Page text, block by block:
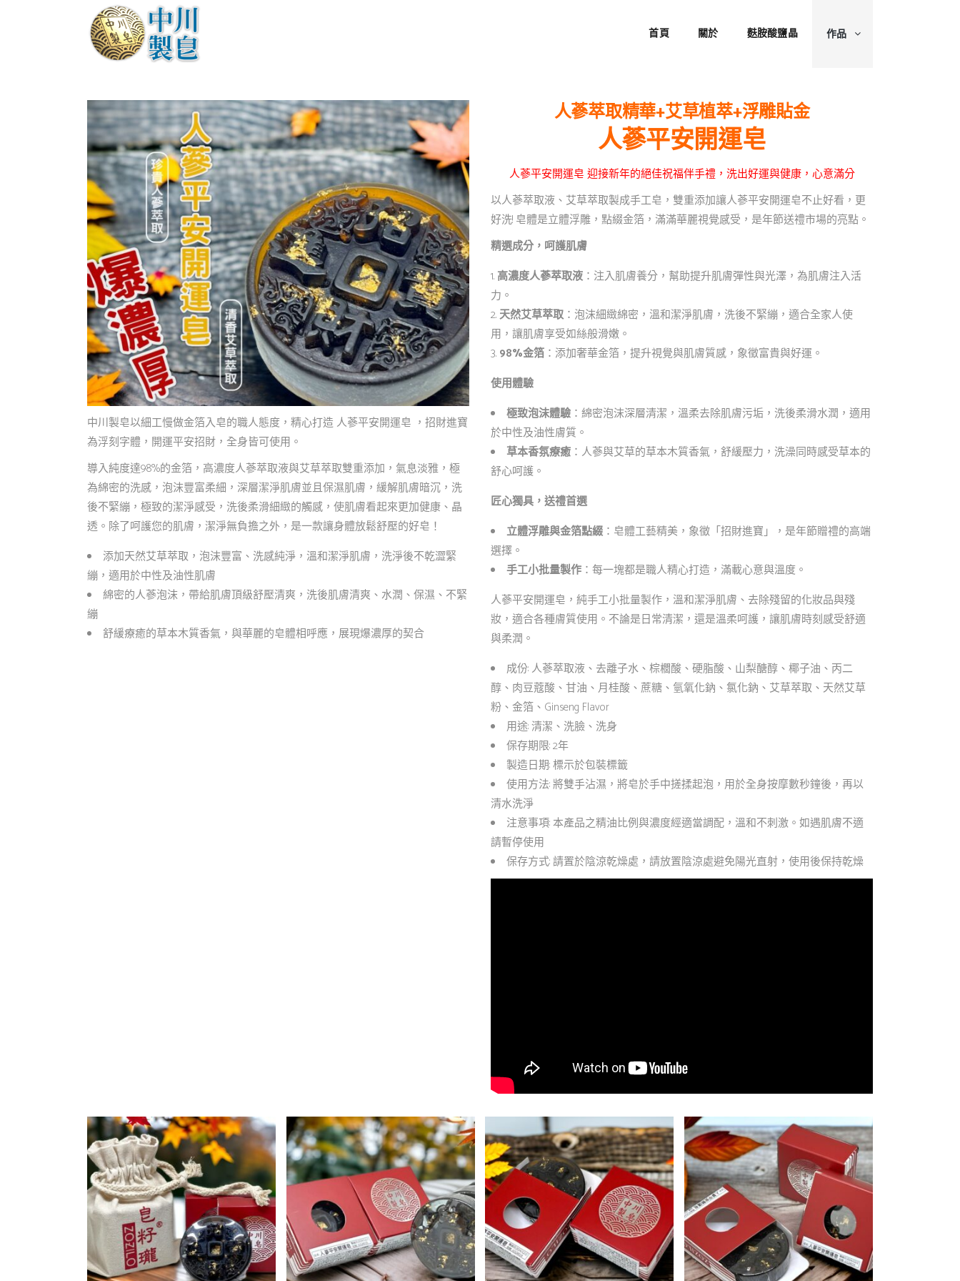
首頁 關於 麩胺酸鹽晶 作品
中川製皂以細工慢做金箔入皂的職人態度，精心打造 人蔘平安開運皂 ，招財進寶
為浮刻字體，開運平安招財，全身皆可使用。
導入純度達98%的金箔，高濃度人蔘萃取液與艾草萃取雙重添加，氣息淡雅，極
為綿密的洗感，泡沫豐富柔細，深層潔淨肌膚並且保濕肌膚，緩解肌膚暗沉，洗
後不緊繃，極致的潔淨感受，洗後柔滑細緻的觸感，使肌膚看起來更加健康、晶
透。除了呵護您的肌膚，潔淨無負擔之外，是一款讓身體放鬆舒壓的好皂！
添加天然艾草萃取，泡沫豐富、洗感純淨，溫和潔淨肌膚，洗淨後不乾澀緊
繃，適用於中性及油性肌膚
綿密的人蔘泡沫，帶給肌膚頂級舒壓清爽，洗後肌膚清爽、水潤、保濕、不緊
繃
舒緩療癒的草本木質香氣，與華麗的皂體相呼應，展現爆濃厚的契合
人蔘萃取精華+艾草植萃+浮雕貼金
人蔘平安開運皂
人蔘平安開運皂 迎接新年的絕佳祝福伴手禮，洗出好運與健康，心意滿分
以人蔘萃取液、艾草萃取製成手工皂，雙重添加讓人蔘平安開運皂不止好看，更
好洗! 皂體是立體浮雕，點綴金箔，滿滿華麗視覺感受，是年節送禮市場的亮點。
精選成分，呵護肌膚
高濃度人蔘萃取液 ：注入肌膚養分，幫助提升肌膚彈性與光澤，為肌膚注入活
力。
天然艾草萃取：泡沫細緻綿密，溫和潔淨肌膚，洗後不緊繃，適合全家人使
用，讓肌膚享受如絲般滑嫩。
98%金箔 ：添加奢華金箔，提升視覺與肌膚質感，象徵富貴與好運。
使用體驗
極致泡沫體驗 ：綿密泡沫深層清潔，溫柔去除肌膚污垢，洗後柔滑水潤，適用
於中性及油性膚質。
草本香氛療癒 ：人蔘與艾草的草本木質香氣，舒緩壓力，洗澡同時感受草本的
舒心呵護。
匠心獨具，送禮首選
立體浮雕與金箔點綴 ：皂體工藝精美，象徵「招財進寶」，是年節贈禮的高端
選擇。
手工小批量製作 ：每一塊都是職人精心打造，滿載心意與溫度。
人蔘平安開運皂，純手工小批量製作，溫和潔淨肌膚、去除殘留的化妝品與殘
妝，適合各種膚質使用。不論是日常清潔，還是溫柔呵護，讓肌膚時刻感受舒適
與柔潤。
成份: 人蔘萃取液、去離子水、棕櫚酸、硬脂酸、山梨醣醇、椰子油、丙二
醇、肉豆蔻酸、甘油、月桂酸、蔗糖、氫氧化鈉、氯化鈉、艾草萃取、天然艾草
粉、金箔、Ginseng Flavor
用途: 清潔、洗臉、洗身
保存期限: 2年
製造日期: 標示於包裝標籤
使用方法: 將雙手沾濕，將皂於手中搓揉起泡，用於全身按摩數秒鐘後，再以
清水洗淨
注意事項: 本產品之精油比例與濃度經適當調配，溫和不刺激。如遇肌膚不適
請暫停使用
保存方式: 請置於陰涼乾燥處，請放置陰涼處避免陽光直射，使用後保持乾燥